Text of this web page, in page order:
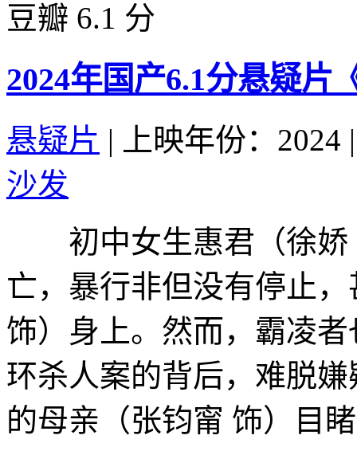
豆瓣 6.1 分
2024年国产6.1分悬疑片
悬疑片 | 上映年份：2024 |
沙发
初中女生惠君（徐娇
亡，暴行非但没有停止
饰）身上。然而，霸凌
环杀人案的背后，难脱
的母亲（张钧甯 饰）目